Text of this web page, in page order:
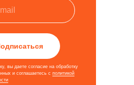
вы даете согласие на обработку
и соглашаетесь c политикой